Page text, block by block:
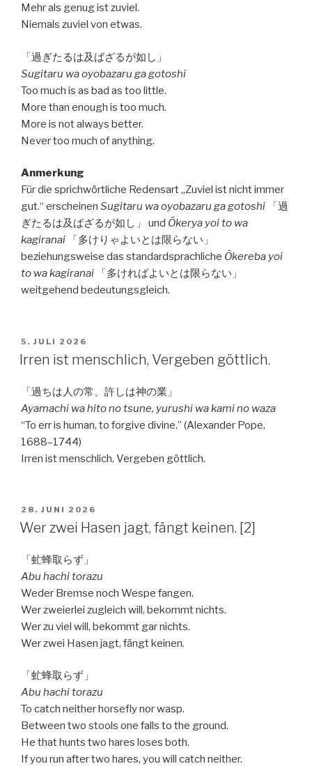
Mehr als genug ist zuviel.
Niemals zuviel von etwas.
「過ぎたるは及ばざるが如し」
Sugitaru wa oyobazaru ga gotoshi
Too much is as bad as too little.
More than enough is too much.
More is not always better.
Never too much of anything.
Anmerkung
Für die sprichwörtliche Redensart „Zuviel ist nicht immer
gut.“ erscheinen Sugitaru wa oyobazaru ga gotoshi 「過
ぎたるは及ばざるが如し」 und Ōkerya yoi to wa
kagiranai 「多けりゃよいとは限らない」
beziehungsweise das standardsprachliche Ōkereba yoi
to wa kagiranai 「多ければよいとは限らない」
weitgehend bedeutungsgleich.
VERÖFFENTLICHT
AM
5. JULI 2026
Irren ist menschlich, Vergeben göttlich.
「過ちは人の常、許しは神の業」
Ayamachi wa hito no tsune, yurushi wa kami no waza
“To err is human, to forgive divine.” (Alexander Pope,
1688–1744)
Irren ist menschlich, Vergeben göttlich.
VERÖFFENTLICHT
AM
28. JUNI 2026
Wer zwei Hasen jagt, fängt keinen. [2]
「虻蜂取らず」
Abu hachi torazu
Weder Bremse noch Wespe fangen.
Wer zweierlei zugleich will, bekommt nichts.
Wer zu viel will, bekommt gar nichts.
Wer zwei Hasen jagt, fängt keinen.
「虻蜂取らず」
Abu hachi torazu
To catch neither horsefly nor wasp.
Between two stools one falls to the ground.
He that hunts two hares loses both.
If you run after two hares, you will catch neither.